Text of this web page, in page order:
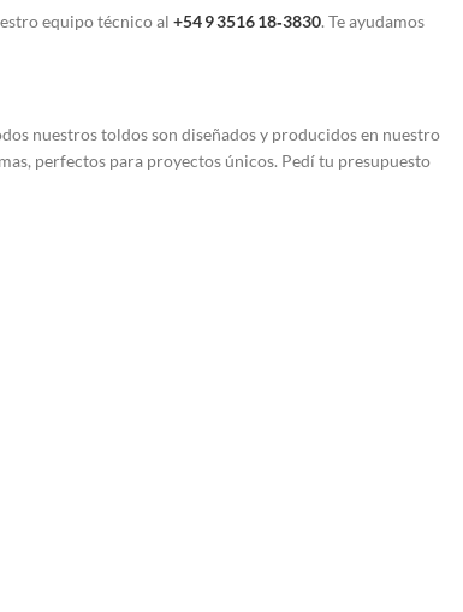
equipo técnico al +54 9 3516 18‑3830. Te ayudamos
nuestros toldos son diseñados y producidos en nuestro
perfectos para proyectos únicos. Pedí tu presupuesto